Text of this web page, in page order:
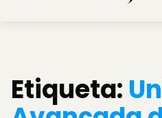
Etiqueta: